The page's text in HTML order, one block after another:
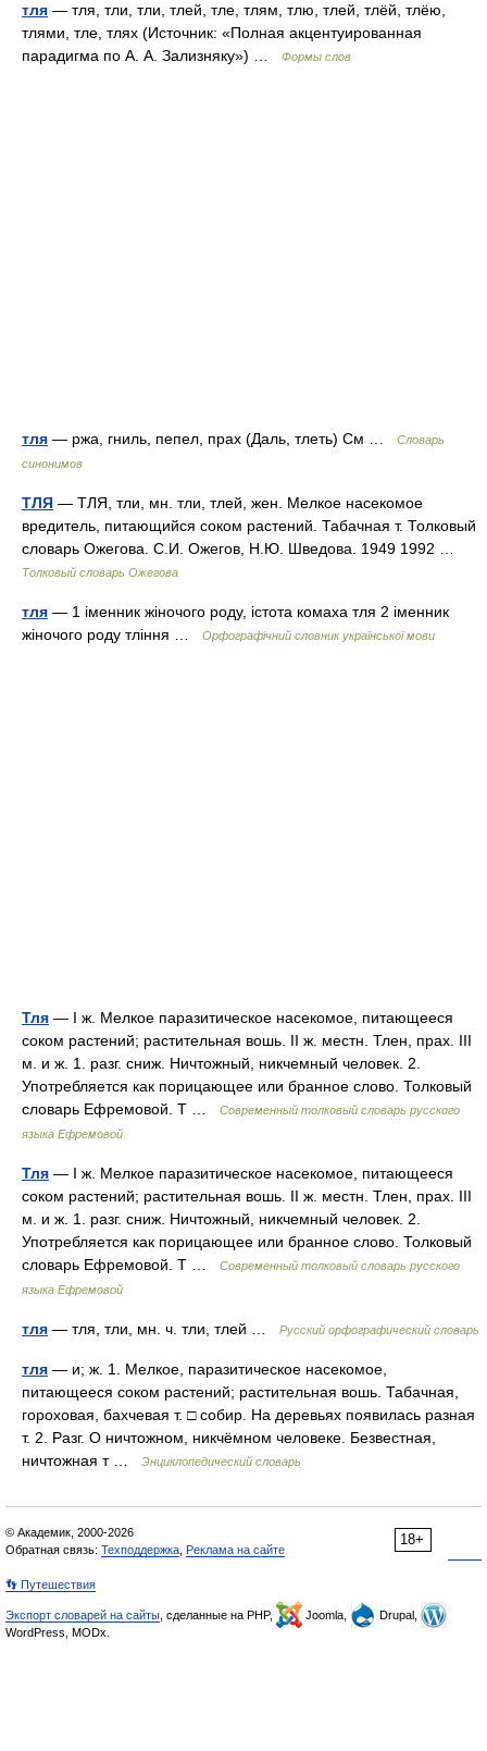
тля — тля, тли, тли, тлей, тле, тлям, тлю, тлей, тлёй, тлёю,
тлями, тле, тлях (Источник: «Полная акцентуированная
парадигма по А. А. Зализняку») …
Формы слов
тля — ржа, гниль, пепел, прах (Даль, тлеть) См …
Словарь
синонимов
ТЛЯ — ТЛЯ, тли, мн. тли, тлей, жен. Мелкое насекомое
вредитель, питающийся соком растений. Табачная т. Толковый
словарь Ожегова. С.И. Ожегов, Н.Ю. Шведова. 1949 1992 …
Толковый словарь Ожегова
тля — 1 іменник жіночого роду, істота комаха тля 2 іменник
жіночого роду тління …
Орфографічний словник української мови
Тля — I ж. Мелкое паразитическое насекомое, питающееся
соком растений; растительная вошь. II ж. местн. Тлен, прах. III
м. и ж. 1. разг. сниж. Ничтожный, никчемный человек. 2.
Употребляется как порицающее или бранное слово. Толковый
словарь Ефремовой. Т …
Современный толковый словарь русского
языка Ефремовой
Тля — I ж. Мелкое паразитическое насекомое, питающееся
соком растений; растительная вошь. II ж. местн. Тлен, прах. III
м. и ж. 1. разг. сниж. Ничтожный, никчемный человек. 2.
Употребляется как порицающее или бранное слово. Толковый
словарь Ефремовой. Т …
Современный толковый словарь русского
языка Ефремовой
тля — тля, тли, мн. ч. тли, тлей … Русский орфографический словарь
тля — и; ж. 1. Мелкое, паразитическое насекомое,
питающееся соком растений; растительная вошь. Табачная,
гороховая, бахчевая т. □ собир. На деревьях появилась разная
т. 2. Разг. О ничтожном, никчёмном человеке. Безвестная,
ничтожная т …
Энциклопедический словарь
18+
© Академик, 2000-2026
Обратная связь: Техподдержка Реклама на сайте
👣 Путешествия
Экспорт словарей на сайты , сделанные на PHP, Joomla,
Drupal,
WordPress, MODx.